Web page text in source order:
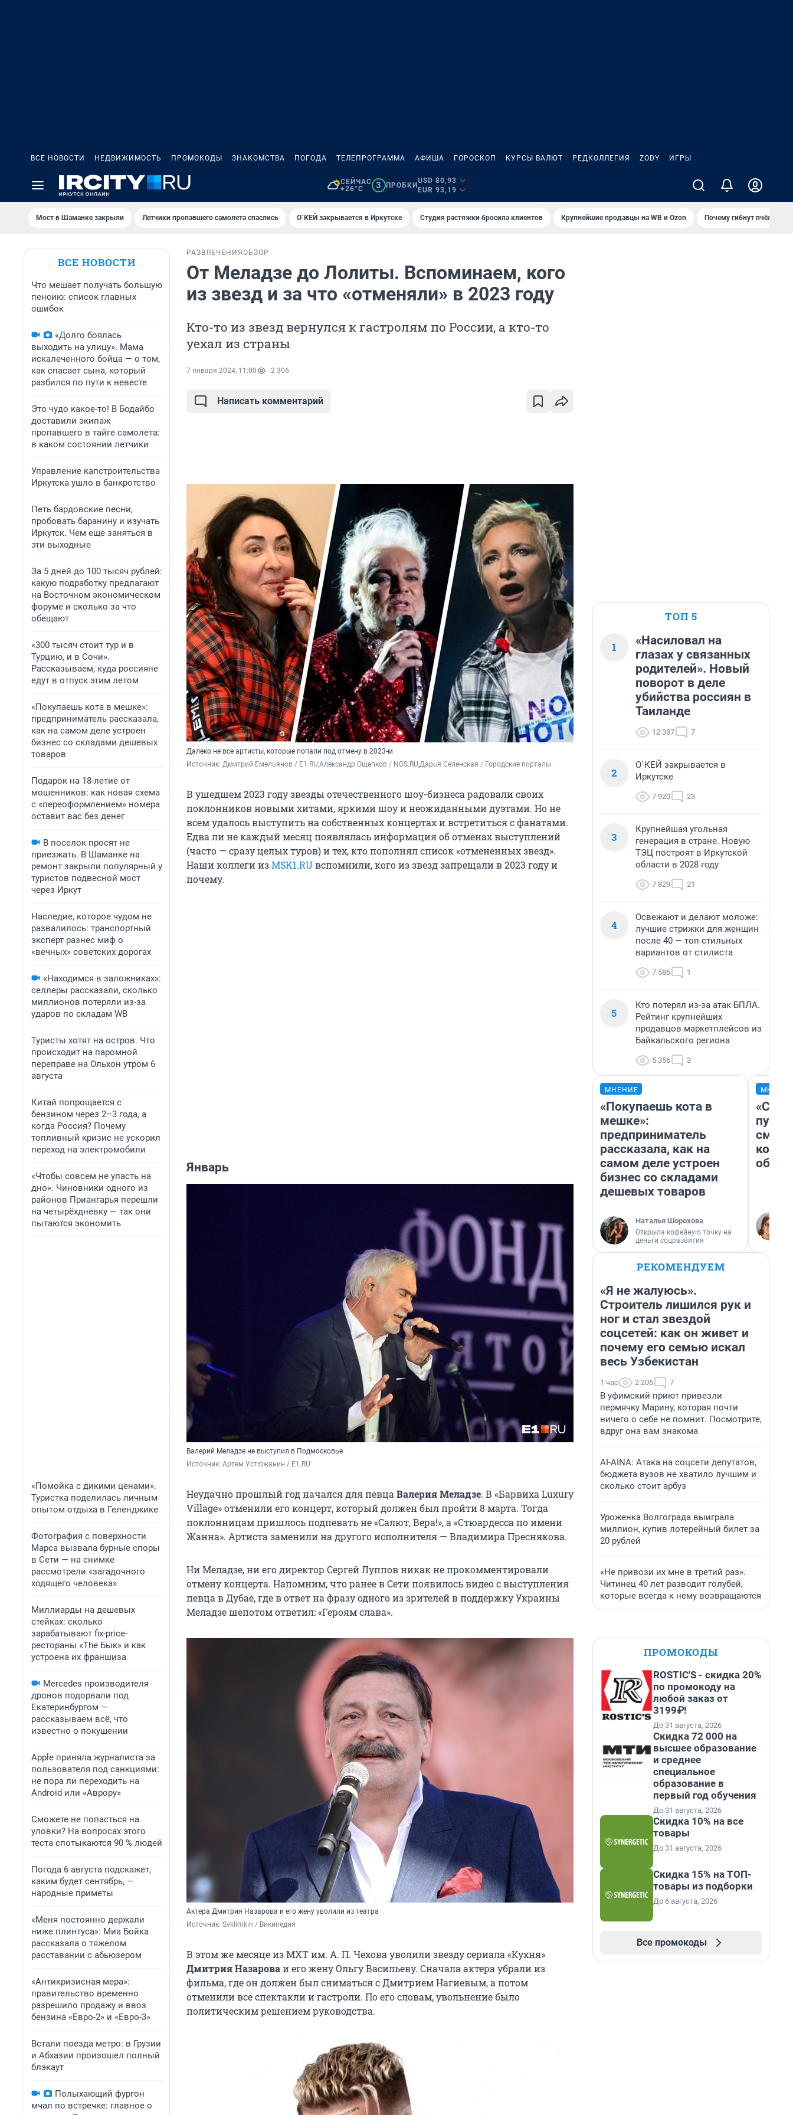
ВСЕ НОВОСТИ НЕДВИЖИМОСТЬ ПРОМОКОДЫ ЗНАКОМСТВА ПОГОДА ТЕЛЕПРОГРАММА АФИША ГОРОСКОП КУРСЫ ВАЛЮТ РЕДКОЛЛЕГИЯ ZODY ИГРЫ
СЕЙЧАС
+26°C
3 ПРОБКИ
USD 80,93
EUR 93,19
Мост в Шаманке закрыли Летчики пропавшего самолета спаслись О`КЕЙ закрывается в Иркутске Студия растяжки бросила клиентов Крупнейшие продавцы на WB и Ozon Почему гибнут пчёлы?
ВСЕ НОВОСТИ
Что мешает получать большую
пенсию: список главных
ошибок
«Долго боялась
выходить на улицу». Мама
искалеченного бойца — о том,
как спасает сына, который
разбился по пути к невесте
Это чудо какое-то! В Бодайбо
доставили экипаж
пропавшего в тайге самолета:
в каком состоянии летчики
Управление капстроительства
Иркутска ушло в банкротство
Петь бардовские песни,
пробовать баранину и изучать
Иркутск. Чем еще заняться в
эти выходные
За 5 дней до 100 тысяч рублей:
какую подработку предлагают
на Восточном экономическом
форуме и сколько за что
обещают
«300 тысяч стоит тур и в
Турцию, и в Сочи».
Рассказываем, куда россияне
едут в отпуск этим летом
«Покупаешь кота в мешке»:
предприниматель рассказала,
как на самом деле устроен
бизнес со складами дешевых
товаров
Подарок на 18-летие от
мошенников: как новая схема
с «переоформлением» номера
оставит вас без денег
В поселок просят не
приезжать. В Шаманке на
ремонт закрыли популярный у
туристов подвесной мост
через Иркут
Наследие, которое чудом не
развалилось: транспортный
эксперт разнес миф о
«вечных» советских дорогах
«Находимся в заложниках»:
селлеры рассказали, сколько
миллионов потеряли из-за
ударов по складам WB
Туристы хотят на остров. Что
происходит на паромной
переправе на Ольхон утром 6
августа
Китай попрощается с
бензином через 2–3 года, а
когда Россия? Почему
топливный кризис не ускорил
переход на электромобили
«Чтобы совсем не упасть на
дно». Чиновники одного из
районов Приангарья перешли
на четырёхдневку — так они
пытаются экономить
«Помойка с дикими ценами».
Туристка поделилась личным
опытом отдыха в Геленджике
Фотография с поверхности
Марса вызвала бурные споры
в Сети — на снимке
рассмотрели «загадочного
ходящего человека»
Миллиарды на дешевых
стейках: сколько
зарабатывают fix-price-
рестораны «The Бык» и как
устроена их франшиза
Mercedes производителя
дронов подорвали под
Екатеринбургом —
рассказываем всё, что
известно о покушении
Apple приняла журналиста за
пользователя под санкциями:
не пора ли переходить на
Android или «Аврору»
Сможете не попасться на
уловки? На вопросах этого
теста спотыкаются 90 % людей
Погода 6 августа подскажет,
каким будет сентябрь, —
народные приметы
«Меня постоянно держали
ниже плинтуса»: Миа Бойка
рассказала о тяжелом
расставании с абьюзером
«Антикризисная мера»:
правительство временно
разрешило продажу и ввоз
бензина «Евро-2» и «Евро-3»
Встали поезда метро: в Грузии
и Абхазии произошел полный
блэкаут
Полыхающий фургон
мчал по встречке: главное о
РАЗВЛЕЧЕНИЯ ОБЗОР
От Меладзе до Лолиты. Вспоминаем, кого
из звезд и за что «отменяли» в 2023 году
Кто-то из звезд вернулся к гастролям по России, а кто-то
уехал из страны
7 января 2024, 11:00 2 306
Написать комментарий
Далеко не все артисты, которые попали под отмену в 2023-м
Источник: Дмитрий Емельянов / E1.RU,Александр Ощепков / NGS.RU,Дарья Селенская / Городские порталы
В ушедшем 2023 году звезды отечественного шоу-бизнеса радовали своих
поклонников новыми хитами, яркими шоу и неожиданными дуэтами. Но не
всем удалось выступить на собственных концертах и встретиться с фанатами.
Едва ли не каждый месяц появлялась информация об отменах выступлений
(часто — сразу целых туров) и тех, кто пополнял список «отмененных звезд».
Наши коллеги изMSK1.RUвспомнили, кого из звезд запрещали в 2023 году и
почему.
Январь
Валерий Меладзе не выступил в Подмосковье
Источник: Артем Устюжанин / E1.RU
Неудачно прошлый год начался для певца Валерия Меладзе. В «Барвиха Luxury
Village» отменили его концерт, который должен был пройти 8 марта. Тогда
поклонницам пришлось подпевать не «Салют, Вера!», а «Стюардесса по имени
Жанна». Артиста заменили на другого исполнителя — Владимира Преснякова.
Ни Меладзе, ни его директор Сергей Луппов никак не прокомментировали
отмену концерта. Напомним, что ранее в Сети появилось видео с выступления
певца в Дубае, где в ответ на фразу одного из зрителей в поддержку Украины
Меладзе шепотом ответил: «Героям слава».
Актера Дмитрия Назарова и его жену уволили из театра
Источник: Svklimkin / Википедия
В этом же месяце из МХТ им. А. П. Чехова уволили звезду сериала «Кухня»
Дмитрия Назароваи его жену Ольгу Васильеву. Сначала актера убрали из
фильма, где он должен был сниматься с Дмитрием Нагиевым, а потом
отменили все спектакли и гастроли. По его словам, увольнение было
политическим решением руководства.
ТОП 5
1
«Насиловал на
глазах у связанных
родителей». Новый
поворот в деле
убийства россиян в
Таиланде
12 387 7
2
О`КЕЙ закрывается в
Иркутске
7 920 23
3
Крупнейшая угольная
генерация в стране. Новую
ТЭЦ построят в Иркутской
области в 2028 году
7 829 21
4
Освежают и делают моложе:
лучшие стрижки для женщин
после 40 — топ стильных
вариантов от стилиста
7 586 1
5
Кто потерял из-за атак БПЛА.
Рейтинг крупнейших
продавцов маркетплейсов из
Байкальского региона
5 356 3
МНЕНИЕ
«Покупаешь кота в
мешке»:
предприниматель
рассказала, как на
самом деле устроен
бизнес со складами
дешевых товаров
Наталья Шорохова
Открыла кофейную точку на
деньги соцразвития
РЕКОМЕНДУЕМ
«Я не жалуюсь».
Строитель лишился рук и
ног и стал звездой
соцсетей: как он живет и
почему его семью искал
весь Узбекистан
1 час 2 206 7
В уфимский приют привезли
пермячку Марину, которая почти
ничего о себе не помнит. Посмотрите,
вдруг она вам знакома
AI-AINA: Атака на соцсети депутатов,
бюджета вузов не хватило лучшим и
сколько стоит арбуз
Уроженка Волгограда выиграла
миллион, купив лотерейный билет за
20 рублей
«Не привози их мне в третий раз».
Читинец 40 лет разводит голубей,
которые всегда к нему возвращаются
ПРОМОКОДЫ
ROSTIC'S - скидка 20%
по промокоду на
любой заказ от
3199₽!
До 31 августа, 2026
Скидка 72 000 на
высшее образование
и среднее
специальное
образование в
первый год обучения
До 31 августа, 2026
Скидка 10% на все
товары
До 31 августа, 2026
Скидка 15% на ТОП-
товары из подборки
До 6 августа, 2026
Все промокоды